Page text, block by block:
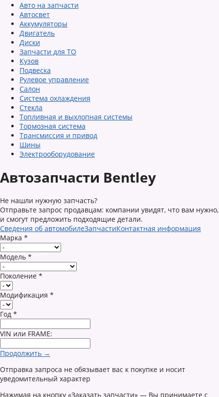
Авто на запчасти
Автосвет
Аккумуляторы
Двигатель
Диски
Запчасти для ТО
Кузов
Подвеска
Рулевое управление
Салон
Система охлаждения
Стекла
Топливная и выхлопная системы
Тормозная система
Трансмиссия и привод
Шины
Электрооборудование
Автозапчасти Bentley
Не нашли нужную запчасть?
Отправьте запрос продавцам: компании увидят, что вам нужно,
и смогут предложить подходящие детали.
Сведения об автомобилеЗапчастиКонтактная информация
Марка *
Модель *
Поколение *
Модификация *
Год *
VIN или FRAME:
Продолжить →
Отправка запроса не обязывает вас к покупке и носит
уведомительный характер
Нажимая на кнопку «Заказать запчасти» — Вы принимаете с